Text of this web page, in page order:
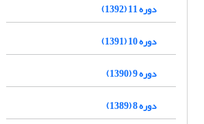
دوره 11 (1392)
دوره 10 (1391)
دوره 9 (1390)
دوره 8 (1389)